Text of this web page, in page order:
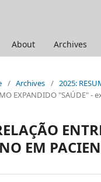
About Archives
/ Archives / 2025:
EXPANDIDO "SAÚDE"
EM